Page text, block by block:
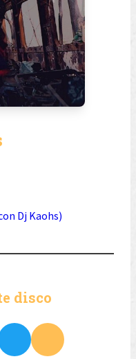
Dj Kaohs)
disco